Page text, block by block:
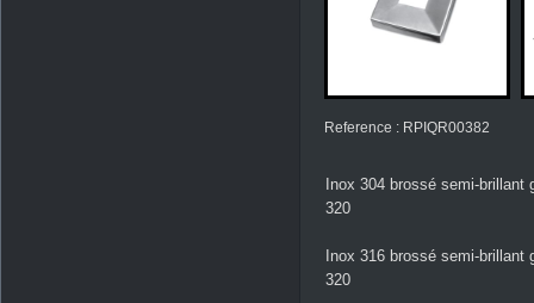
Reference : RPIQR00382
Inox 304 brossé semi-brillant
320
Inox 316 brossé semi-brillant
320